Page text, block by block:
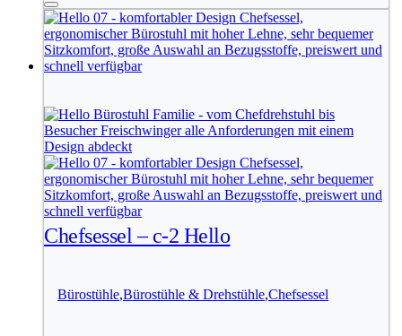
Chefsessel – c-2 Hello
Bürostühle,Bürostühle & Drehstühle,Chefsessel